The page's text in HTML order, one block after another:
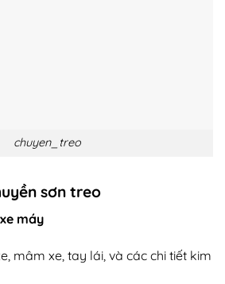
chuyen_treo
sơn treo
máy
mâm xe, tay lái, và các chi tiết kim